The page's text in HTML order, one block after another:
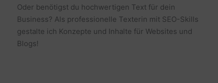
Oder benötigst du hochwertigen Text für dein
Business? Als professionelle Texterin mit SEO-Skills
gestalte ich Konzepte und Inhalte für Websites und
Blogs!